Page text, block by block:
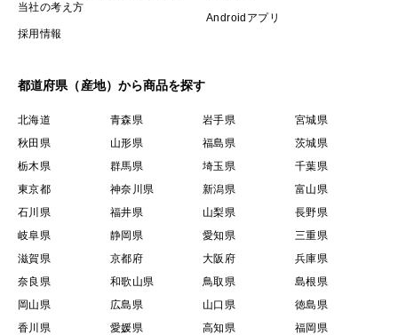
当社の考え方
採用情報
Androidアプリ
都道府県（産地）から商品を探す
北海道 青森県 岩手県
宮城県
秋田県
山形県 福島県
茨城県
栃木県
群馬県 埼玉県
千葉県
東京都
神奈川県 新潟県
富山県
石川県
福井県 山梨県
長野県
岐阜県
静岡県 愛知県
三重県
滋賀県
京都府 大阪府
兵庫県
奈良県
和歌山県 鳥取県
島根県
岡山県
広島県 山口県
徳島県
香川県
愛媛県 高知県 福岡県